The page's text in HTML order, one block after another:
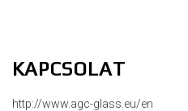
KAPCSOLAT
http://www.agc-glass.eu/en